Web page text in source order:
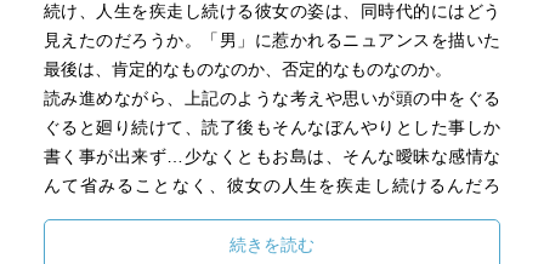
続け、人生を疾走し続ける彼女の姿は、同時代的にはどう
見えたのだろうか。「男」に惹かれるニュアンスを描いた
最後は、肯定的なものなのか、否定的なものなのか。
読み進めながら、上記のような考えや思いが頭の中をぐる
ぐると廻り続けて、読了後もそんなぼんやりとした事しか
書く事が出来ず…少なくともお島は、そんな曖昧な感情な
んて省みることなく、彼女の人生を疾走し続けるんだろ
続きを読む